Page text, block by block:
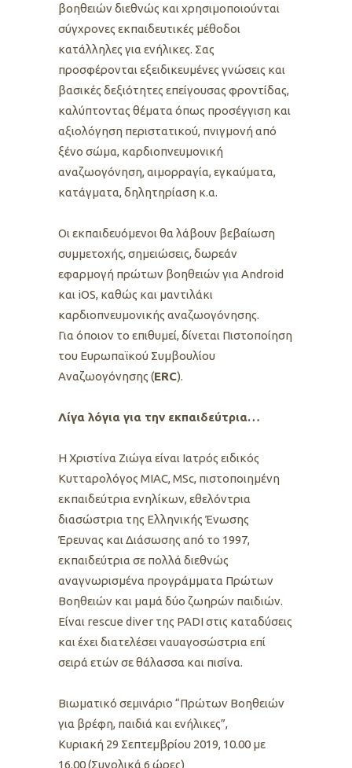
βοηθειών διεθνώς και χρησιμοποιούνται
σύγχρονες εκπαιδευτικές μέθοδοι
κατάλληλες για ενήλικες. Σας
προσφέρονται εξειδικευμένες γνώσεις και
βασικές δεξιότητες επείγουσας φροντίδας,
καλύπτοντας θέματα όπως προσέγγιση και
αξιολόγηση περιστατικού, πνιγμονή από
ξένο σώμα, καρδιοπνευμονική
αναζωογόνηση, αιμορραγία, εγκαύματα,
κατάγματα, δηλητηρίαση κ.α.
Οι εκπαιδευόμενοι θα λάβουν βεβαίωση
συμμετοχής, σημειώσεις, δωρεάν
εφαρμογή πρώτων βοηθειών για Android
και iOS, καθώς και μαντιλάκι
καρδιοπνευμονικής αναζωογόνησης.
Για όποιον το επιθυμεί, δίνεται Πιστοποίηση
του Ευρωπαϊκού Συμβουλίου
Αναζωογόνησης (ERC).
Λίγα λόγια για την εκπαιδεύτρια…
Η Χριστίνα Ζιώγα είναι Iατρός ειδικός
Κυτταρολόγος MIAC, MSc, πιστοποιημένη
εκπαιδεύτρια ενηλίκων, εθελόντρια
διασώστρια της Ελληνικής Ένωσης
Έρευνας και Διάσωσης από το 1997,
εκπαιδεύτρια σε πολλά διεθνώς
αναγνωρισμένα προγράμματα Πρώτων
Βοηθειών και μαμά δύο ζωηρών παιδιών.
Είναι rescue diver της PADI στις καταδύσεις
και έχει διατελέσει ναυαγοσώστρια επί
σειρά ετών σε θάλασσα και πισίνα.
Βιωματικό σεμινάριο “Πρώτων Βοηθειών
για βρέφη, παιδιά και ενήλικες”,
Κυριακή 29 Σεπτεμβρίου 2019, 10.00 με
16.00 (Συνολικά 6 ώρες)